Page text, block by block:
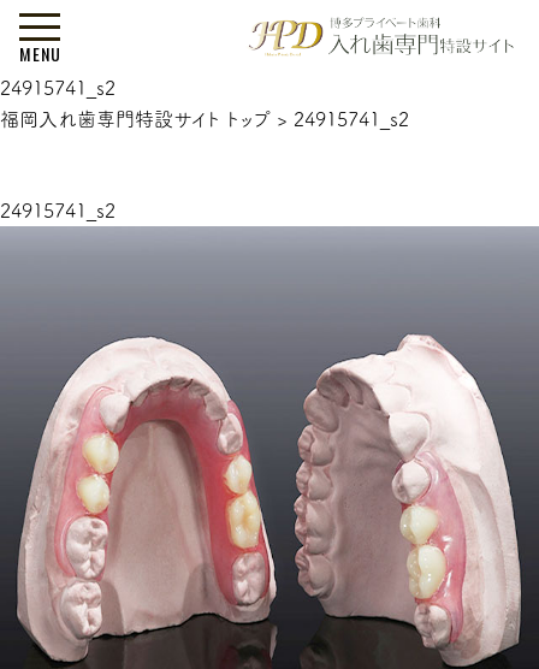
MENU
24915741_s2
福岡入れ歯専門特設サイト トップ > 24915741_s2
24915741_s2